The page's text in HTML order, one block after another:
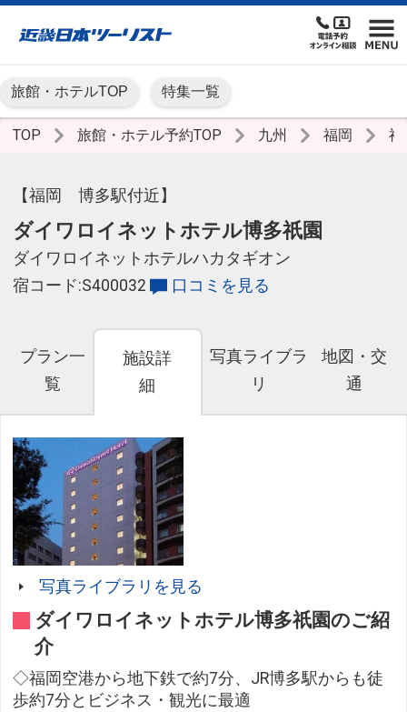
旅館・ホテルTOP 特集一覧
TOP 旅館・ホテル予約TOP 九州 福岡
【福岡 博多駅付近】
ダイワロイネットホテル博多祇園
ダイワロイネットホテルハカタギオン
宿コード:S400032
口コミを見る
プラン一
覧
施設詳
細
写真ライブラ
リ
地図・交
通
写真ライブラリを見る
ダイワロイネットホテル博多祇園のご紹
介
◇福岡空港から地下鉄で約7分、JR博多駅からも徒
歩約7分とビジネス・観光に最適